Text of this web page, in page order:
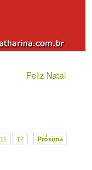
Feliz Natal
11 12 Próxima